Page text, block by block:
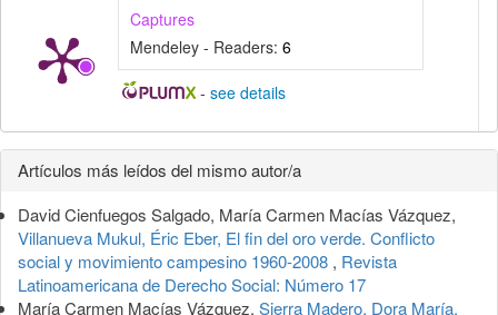
Captures
Mendeley - Readers: 6
- see details
Detalles
del
artículo
Artículos más leídos del mismo autor/a
David Cienfuegos Salgado, María Carmen Macías Vázquez,
Villanueva Mukul, Éric Eber, El fin del oro verde. Conflicto
social y movimiento campesino 1960-2008 , Revista
Latinoamericana de Derecho Social: Número 17
María Carmen Macías Vázquez, Sierra Madero, Dora María,